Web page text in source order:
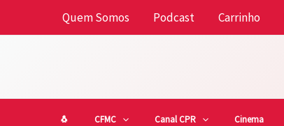
Quem Somos Podcast Carrinho
🐧 CFMC Canal CPR Cinema